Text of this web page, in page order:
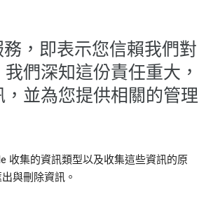
，即表示您信賴我們對
們深知這份責任重大，
並為您提供相關的管理
收集的資訊類型以及收集這些資訊的原
與刪除資訊。